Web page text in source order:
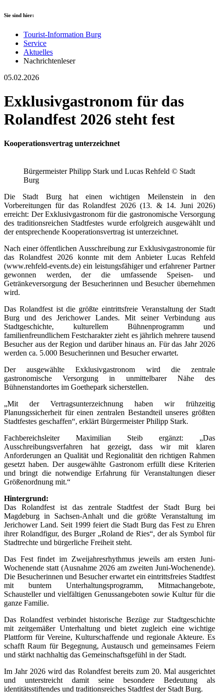
Sie sind hier:
Tourist-Information Burg
Service
Aktuelles
Nachrichtenleser
05.02.2026
Exklusivgastronom für das
Rolandfest 2026 steht fest
Kooperationsvertrag unterzeichnet
Bürgermeister Philipp Stark und Lucas Rehfeld © Stadt
Burg
Die Stadt Burg hat einen wichtigen Meilenstein in den
Vorbereitungen für das Rolandfest 2026 (13. & 14. Juni 2026)
erreicht: Der Exklusivgastronom für die gastronomische Versorgung
des traditionsreichen Stadtfestes wurde erfolgreich ausgewählt und
der entsprechende Kooperationsvertrag ist unterzeichnet.
Nach einer öffentlichen Ausschreibung zur Exklusivgastronomie für
das Rolandfest 2026 konnte mit dem Anbieter Lucas Rehfeld
(www.rehfeld-events.de) ein leistungsfähiger und erfahrener Partner
gewonnen werden, der die umfassende Speisen- und
Getränkeversorgung der Besucherinnen und Besucher übernehmen
wird.
Das Rolandfest ist die größte eintrittsfreie Veranstaltung der Stadt
Burg und des Jerichower Landes. Mit seiner Verbindung aus
Stadtgeschichte, kulturellem Bühnenprogramm und
familienfreundlichem Festcharakter zieht es jährlich mehrere tausend
Besucher aus der Region und darüber hinaus an. Für das Jahr 2026
werden ca. 5.000 Besucherinnen und Besucher erwartet.
Der ausgewählte Exklusivgastronom wird die zentrale
gastronomische Versorgung in unmittelbarer Nähe des
Bühnenstandortes im Goethepark sicherstellen.
„Mit der Vertragsunterzeichnung haben wir frühzeitig
Planungssicherheit für einen zentralen Bestandteil unseres größten
Stadtfestes geschaffen“, erklärt Bürgermeister Philipp Stark.
Fachbereichsleiter Maximilian Steib ergänzt: „Das
Ausschreibungsverfahren hat gezeigt, dass wir mit klaren
Anforderungen an Qualität und Regionalität den richtigen Rahmen
gesetzt haben. Der ausgewählte Gastronom erfüllt diese Kriterien
und bringt die notwendige Erfahrung für Veranstaltungen dieser
Größenordnung mit.“
Hintergrund:
Das Rolandfest ist das zentrale Stadtfest der Stadt Burg bei
Magdeburg in Sachsen-Anhalt und die größte Veranstaltung im
Jerichower Land. Seit 1999 feiert die Stadt Burg das Fest zu Ehren
ihrer Rolandfigur, des Burger „Roland de Ries“, der als Symbol für
Stadtrechte und bürgerliche Freiheit steht.
Das Fest findet im Zweijahresrhythmus jeweils am ersten Juni-
Wochenende statt (Ausnahme 2026 am zweiten Juni-Wochenende).
Die Besucherinnen und Besucher erwartet ein eintrittsfreies Stadtfest
mit buntem Unterhaltungsprogramm, Mitmachangebote,
Schausteller und vielfältigen Genussangeboten sowie Kultur für die
ganze Familie.
Das Rolandfest verbindet historische Bezüge zur Stadtgeschichte
mit zeitgemäßer Unterhaltung und bietet zugleich eine wichtige
Plattform für Vereine, Kulturschaffende und regionale Akteure. Es
schafft Raum für Begegnung, Austausch und gemeinsames Feiern
und stärkt nachhaltig das Gemeinschaftsgefühl in der Stadt.
Im Jahr 2026 wird das Rolandfest bereits zum 20. Mal ausgerichtet
und unterstreicht damit seine besondere Bedeutung als
identitätsstiftendes und traditionsreiches Stadtfest der Stadt Burg.